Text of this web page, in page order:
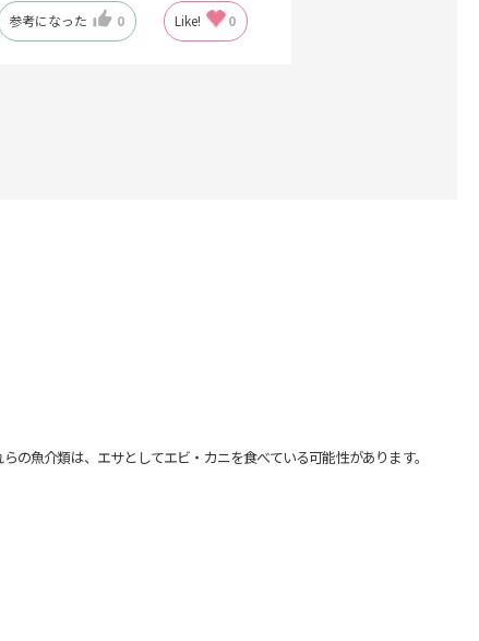
参考になった 0 Like! 0
魚介類は、エサとしてエビ・カニを食べている可能性があります。